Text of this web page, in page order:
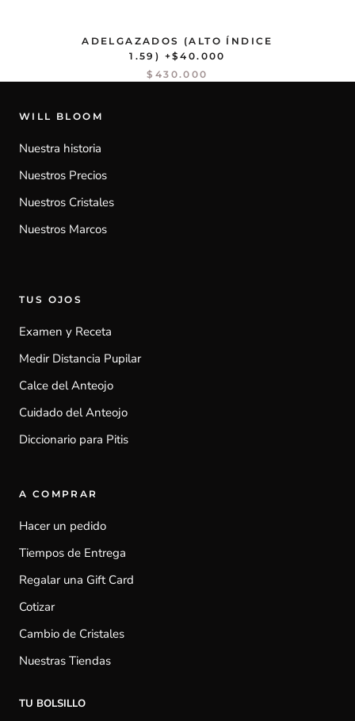
ADELGAZADOS (ALTO ÍNDICE
1.59) +$40.000
$430.000
WILL BLOOM
Nuestra historia
Nuestros Precios
Nuestros Cristales
Nuestros Marcos
TUS OJOS
Examen y Receta
Medir Distancia Pupilar
Calce del Anteojo
Cuidado del Anteojo
Diccionario para Pitis
A COMPRAR
Hacer un pedido
Tiempos de Entrega
Regalar una Gift Card
Cotizar
Cambio de Cristales
Nuestras Tiendas
TU BOLSILLO